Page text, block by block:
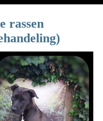
rassen